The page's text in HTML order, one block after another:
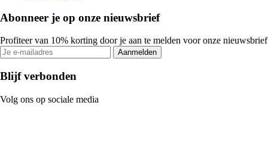
Abonneer je op onze nieuwsbrief
Profiteer van 10% korting door je aan te melden voor onze nieuwsbrief
Aanmelden
Blijf verbonden
Volg ons op sociale media